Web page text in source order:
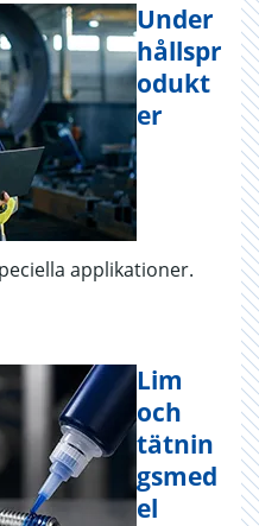
Under
hållspr
odukt
er
applikationer.
Lim
och
tätnin
gsmed
el